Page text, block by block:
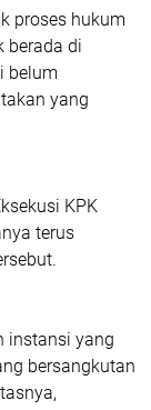
proses hukum
berada di
belum
yang
KPK
terus
instansi yang
bersangkutan